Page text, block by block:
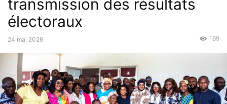
transmission des résultats
électoraux
24 mai 2026 169